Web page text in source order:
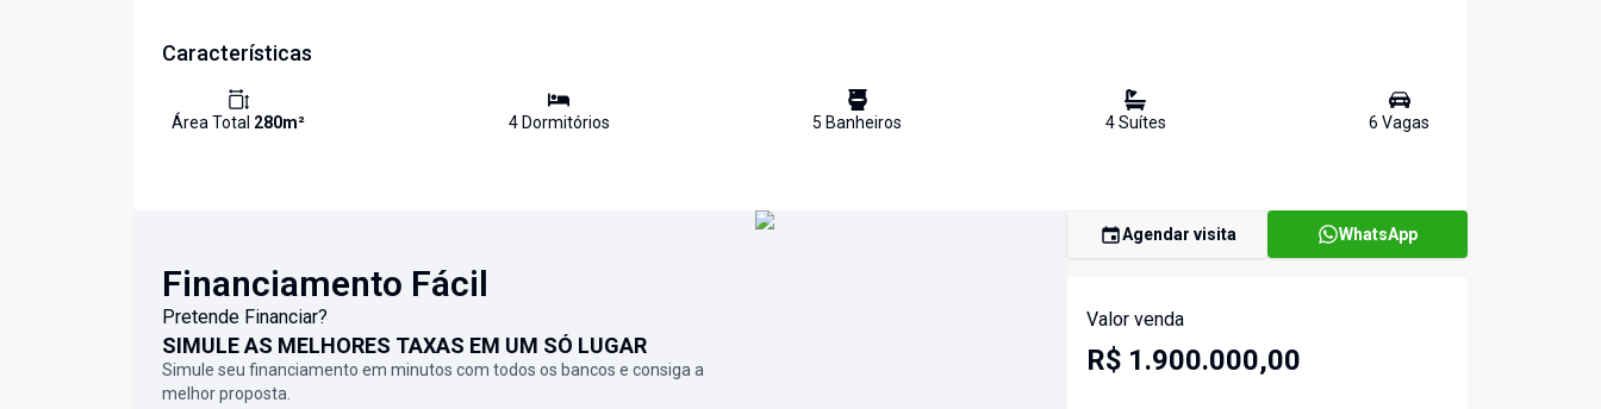
Características
Área Total 280m² 4Dormitórios 5 Banheiros 4Suítes 6 Vagas
Financiamento Fácil
Pretende Financiar?
SIMULE AS MELHORES TAXAS EM UM SÓ LUGAR
Simule seu financiamento em minutos com todos os bancos e consiga a
melhor proposta.
Agendar visita WhatsApp
Valor venda
R$ 1.900.000,00